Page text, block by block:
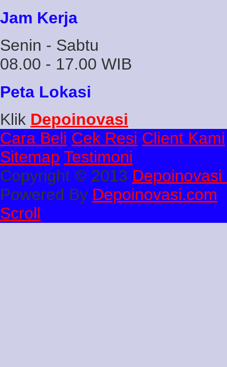
Jam Kerja
Senin - Sabtu
08.00 - 17.00 WIB
Peta Lokasi
Klik Depoinovasi
Cara Beli Cek Resi Client Kami
Sitemap Testimoni
Copyright © 2013
Powered By Depoinovasi.com
Scroll